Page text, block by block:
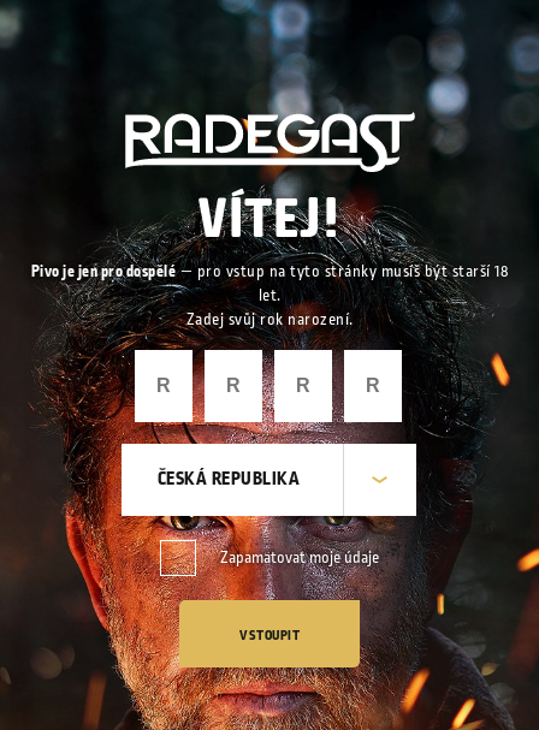
VÍTEJ!
Pivo je jen pro dospělé— pro vstup na tyto stránky musíš být starší 18
let.
Zadej svůj rok narození.
ČESKÁ REPUBLIKA
Zapamatovat moje údaje
VSTOUPIT